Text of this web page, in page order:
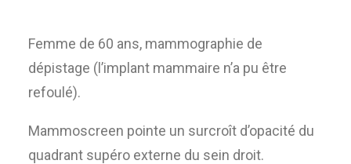
Femme de 60 ans, mammographie de
dépistage (l’implant mammaire n’a pu être
refoulé).
Mammoscreen pointe un surcroît d’opacité du
quadrant supéro externe du sein droit.